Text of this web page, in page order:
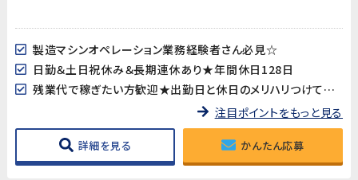
製造マシンオペレーション業務経験者さん必見☆
日勤＆土日祝休み＆長期連休あり★年間休日128日
残業代で稼ぎたい方歓迎★出勤日と休日のメリハリつけて働けます
注目ポイントをもっと見る
詳細を見る かんたん応募